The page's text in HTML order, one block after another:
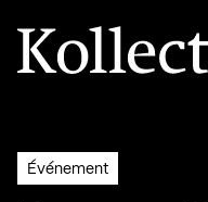
Aller à la page d'accueil
Logo Kollectif
Événement